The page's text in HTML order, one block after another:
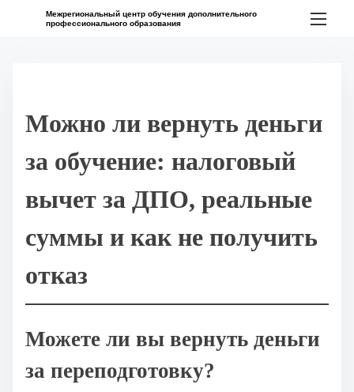
Межрегиональный центр обучения дополнительного
профессионального образования
Можно ли вернуть деньги
за обучение: налоговый
вычет за ДПО, реальные
суммы и как не получить
отказ
Можете ли вы вернуть деньги
за переподготовку?